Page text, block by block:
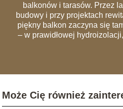
balkonów i tarasów. Przez
budowy i przy projektach
piękny balkon zaczyna się
– w prawidłowej
remonty trzeba powtarzać
kompozytowych i
tradycyjną ceramikę. Moim
Może Cię również